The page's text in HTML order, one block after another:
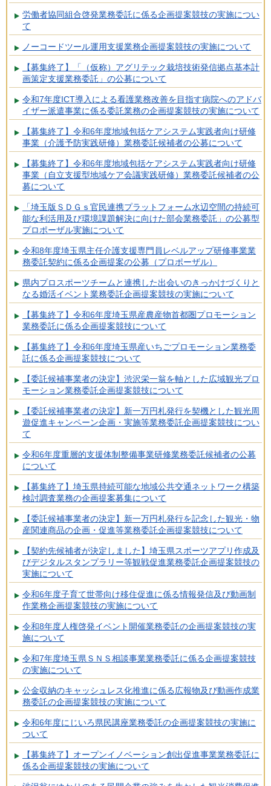
労働者協同組合啓発業務委託に係る企画提案競技の実施につい
て
ノーコードツール運用支援業務企画提案競技の実施について
【募集終了】「（仮称）アグリテック栽培技術発信拠点基本計
画策定支援業務委託」の公募について
令和7年度ICT導入による看護業務改善を目指す病院へのアドバ
イザー派遣事業に係る委託業務の企画提案競技の実施について
【募集終了】令和6年度地域包括ケアシステム実践者向け研修
事業（介護予防実践研修）業務委託候補者の公募について
【募集終了】令和6年度地域包括ケアシステム実践者向け研修
事業（自立支援型地域ケア会議実践研修）業務委託候補者の公
募について
「埼玉版ＳＤＧｓ官民連携プラットフォーム水辺空間の持続可
能な利活用及び環境課題解決に向けた部会業務委託」の公募型
プロポーザル実施について
令和8年度埼玉県主任介護支援専門員レベルアップ研修事業業
務委託契約に係る企画提案の公募（プロポーザル）
県内プロスポーツチームと連携した出会いのきっかけづくりと
なる婚活イベント業務委託企画提案競技の実施について
【募集終了】令和6年度埼玉県産農産物首都圏プロモーション
業務委託に係る企画提案競技について
【募集終了】令和6年度埼玉県産いちごプロモーション業務委
託に係る企画提案競技について
【委託候補事業者の決定】渋沢栄一翁を軸とした広域観光プロ
モーション業務委託企画提案競技について
【委託候補事業者の決定】新一万円札発行を契機とした観光周
遊促進キャンペーン企画・実施等業務委託企画提案競技につい
て
令和6年度重層的支援体制整備事業研修業務委託候補者の公募
について
【募集終了】埼玉県持続可能な地域公共交通ネットワーク構築
検討調査業務の企画提案募集について
【委託候補事業者の決定】新一万円札発行を記念した観光・物
産関連商品の企画・促進等業務委託企画提案競技について
【契約先候補者が決定しました】埼玉県スポーツアプリ作成及
びデジタルスタンプラリー等観戦促進業務委託企画提案競技の
実施について
令和6年度子育て世帯向け移住促進に係る情報発信及び動画制
作業務企画提案競技の実施について
令和8年度人権啓発イベント開催業務委託の企画提案競技の実
施について
令和7年度埼玉県ＳＮＳ相談事業業務委託に係る企画提案競技
の実施について
公金収納のキャッシュレス化推進に係る広報物及び動画作成業
務委託の企画提案競技の実施について
令和6年度にじいろ県民講座業務委託の企画提案競技の実施に
ついて
【募集終了】オープンイノベーション創出促進事業業務委託に
係る企画提案競技の実施について